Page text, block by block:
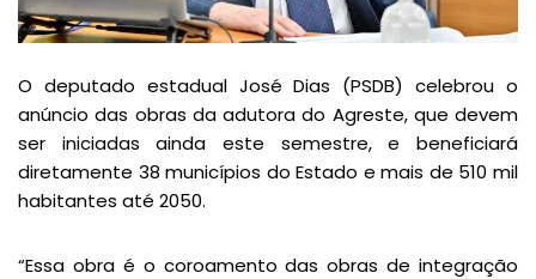
O deputado estadual José Dias (PSDB) celebrou o
anúncio das obras da adutora do Agreste, que devem
ser iniciadas ainda este semestre, e beneficiará
diretamente 38 municípios do Estado e mais de 510 mil
habitantes até 2050.
“Essa obra é o coroamento das obras de integração